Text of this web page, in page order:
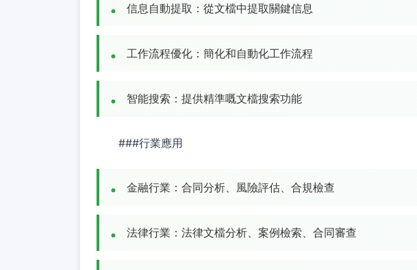
信息自動提取：從文檔中提取關鍵信息
工作流程優化：簡化和自動化工作流程
智能搜索：提供精準嘅文檔搜索功能
###行業應用
金融行業：合同分析、風險評估、合規檢查
法律行業：法律文檔分析、案例檢索、合同審查